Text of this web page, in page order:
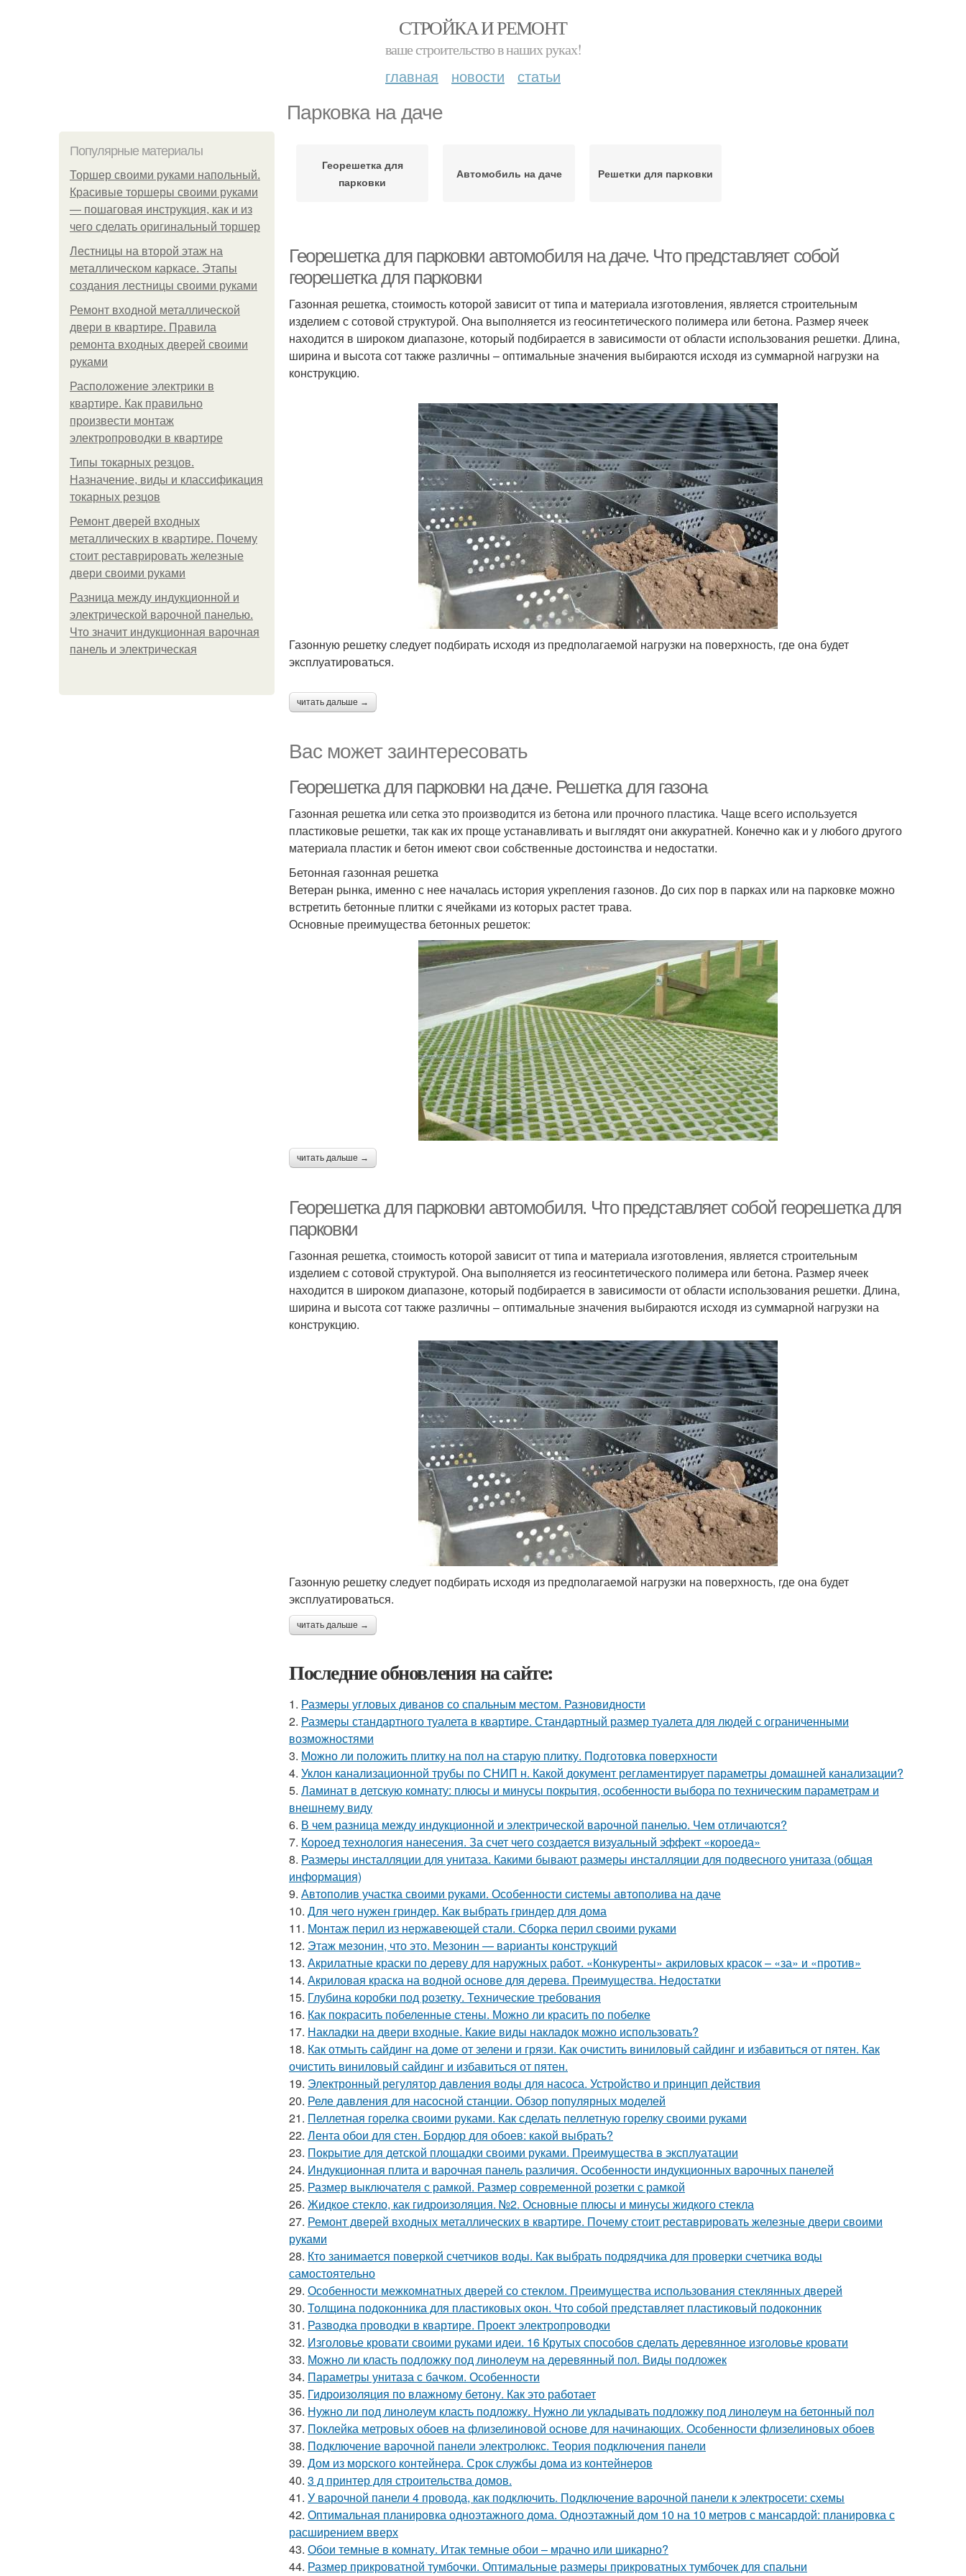
СТРОЙКА И РЕМОНТ
ваше строительство в наших руках!
главная новости статьи
Парковка на даче
Популярные материалы
Торшер своими руками напольный.
Красивые торшеры своими руками
— пошаговая инструкция, как и из
чего сделать оригинальный торшер
Лестницы на второй этаж на
металлическом каркасе. Этапы
создания лестницы своими руками
Ремонт входной металлической
двери в квартире. Правила
ремонта входных дверей своими
руками
Расположение электрики в
квартире. Как правильно
произвести монтаж
электропроводки в квартире
Типы токарных резцов.
Назначение, виды и классификация
токарных резцов
Ремонт дверей входных
металлических в квартире. Почему
стоит реставрировать железные
двери своими руками
Разница между индукционной и
электрической варочной панелью.
Что значит индукционная варочная
панель и электрическая
Георешетка для
парковки
Автомобиль на даче Решетки для парковки
Георешетка для парковки автомобиля на даче. Что представляет собой
георешетка для парковки
Газонная решетка, стоимость которой зависит от типа и материала изготовления, является строительным
изделием с сотовой структурой. Она выполняется из геосинтетического полимера или бетона. Размер ячеек
находится в широком диапазоне, который подбирается в зависимости от области использования решетки. Длина,
ширина и высота сот также различны – оптимальные значения выбираются исходя из суммарной нагрузки на
конструкцию.
Газонную решетку следует подбирать исходя из предполагаемой нагрузки на поверхность, где она будет
эксплуатироваться.
читать дальше →
Вас может заинтересовать
Георешетка для парковки на даче. Решетка для газона
Газонная решетка или сетка это производится из бетона или прочного пластика. Чаще всего используется
пластиковые решетки, так как их проще устанавливать и выглядят они аккуратней. Конечно как и у любого другого
материала пластик и бетон имеют свои собственные достоинства и недостатки.
Бетонная газонная решетка
Ветеран рынка, именно с нее началась история укрепления газонов. До сих пор в парках или на парковке можно
встретить бетонные плитки с ячейками из которых растет трава.
Основные преимущества бетонных решеток:
читать дальше →
Георешетка для парковки автомобиля. Что представляет собой георешетка для
парковки
Газонная решетка, стоимость которой зависит от типа и материала изготовления, является строительным
изделием с сотовой структурой. Она выполняется из геосинтетического полимера или бетона. Размер ячеек
находится в широком диапазоне, который подбирается в зависимости от области использования решетки. Длина,
ширина и высота сот также различны – оптимальные значения выбираются исходя из суммарной нагрузки на
конструкцию.
Газонную решетку следует подбирать исходя из предполагаемой нагрузки на поверхность, где она будет
эксплуатироваться.
читать дальше →
Последние обновления на сайте:
1. Размеры угловых диванов со спальным местом. Разновидности
2. Размеры стандартного туалета в квартире. Стандартный размер туалета для людей с ограниченными
возможностями
3. Можно ли положить плитку на пол на старую плитку. Подготовка поверхности
4. Уклон канализационной трубы по СНИП н. Какой документ регламентирует параметры домашней канализации?
5. Ламинат в детскую комнату: плюсы и минусы покрытия, особенности выбора по техническим параметрам и
внешнему виду
6. В чем разница между индукционной и электрической варочной панелью. Чем отличаются?
7. Короед технология нанесения. За счет чего создается визуальный эффект «короеда»
8. Размеры инсталляции для унитаза. Какими бывают размеры инсталляции для подвесного унитаза (общая
информация)
9. Автополив участка своими руками. Особенности системы автополива на даче
10. Для чего нужен гриндер. Как выбрать гриндер для дома
11. Монтаж перил из нержавеющей стали. Сборка перил своими руками
12. Этаж мезонин, что это. Мезонин — варианты конструкций
13. Акрилатные краски по дереву для наружных работ. «Конкуренты» акриловых красок – «за» и «против»
14. Акриловая краска на водной основе для дерева. Преимущества. Недостатки
15. Глубина коробки под розетку. Технические требования
16. Как покрасить побеленные стены. Можно ли красить по побелке
17. Накладки на двери входные. Какие виды накладок можно использовать?
18. Как отмыть сайдинг на доме от зелени и грязи. Как очистить виниловый сайдинг и избавиться от пятен. Как
очистить виниловый сайдинг и избавиться от пятен.
19. Электронный регулятор давления воды для насоса. Устройство и принцип действия
20. Реле давления для насосной станции. Обзор популярных моделей
21. Пеллетная горелка своими руками. Как сделать пеллетную горелку своими руками
22. Лента обои для стен. Бордюр для обоев: какой выбрать?
23. Покрытие для детской площадки своими руками. Преимущества в эксплуатации
24. Индукционная плита и варочная панель различия. Особенности индукционных варочных панелей
25. Размер выключателя с рамкой. Размер современной розетки с рамкой
26. Жидкое стекло, как гидроизоляция. №2. Основные плюсы и минусы жидкого стекла
27. Ремонт дверей входных металлических в квартире. Почему стоит реставрировать железные двери своими
руками
28. Кто занимается поверкой счетчиков воды. Как выбрать подрядчика для проверки счетчика воды
самостоятельно
29. Особенности межкомнатных дверей со стеклом. Преимущества использования стеклянных дверей
30. Толщина подоконника для пластиковых окон. Что собой представляет пластиковый подоконник
31. Разводка проводки в квартире. Проект электропроводки
32. Изголовье кровати своими руками идеи. 16 Крутых способов сделать деревянное изголовье кровати
33. Можно ли класть подложку под линолеум на деревянный пол. Виды подложек
34. Параметры унитаза с бачком. Особенности
35. Гидроизоляция по влажному бетону. Как это работает
36. Нужно ли под линолеум класть подложку. Нужно ли укладывать подложку под линолеум на бетонный пол
37. Поклейка метровых обоев на флизелиновой основе для начинающих. Особенности флизелиновых обоев
38. Подключение варочной панели электролюкс. Теория подключения панели
39. Дом из морского контейнера. Срок службы дома из контейнеров
40. 3 д принтер для строительства домов.
41. У варочной панели 4 провода, как подключить. Подключение варочной панели к электросети: схемы
42. Оптимальная планировка одноэтажного дома. Одноэтажный дом 10 на 10 метров с мансардой: планировка с
расширением вверх
43. Обои темные в комнату. Итак темные обои – мрачно или шикарно?
44. Размер прикроватной тумбочки. Оптимальные размеры прикроватных тумбочек для спальни